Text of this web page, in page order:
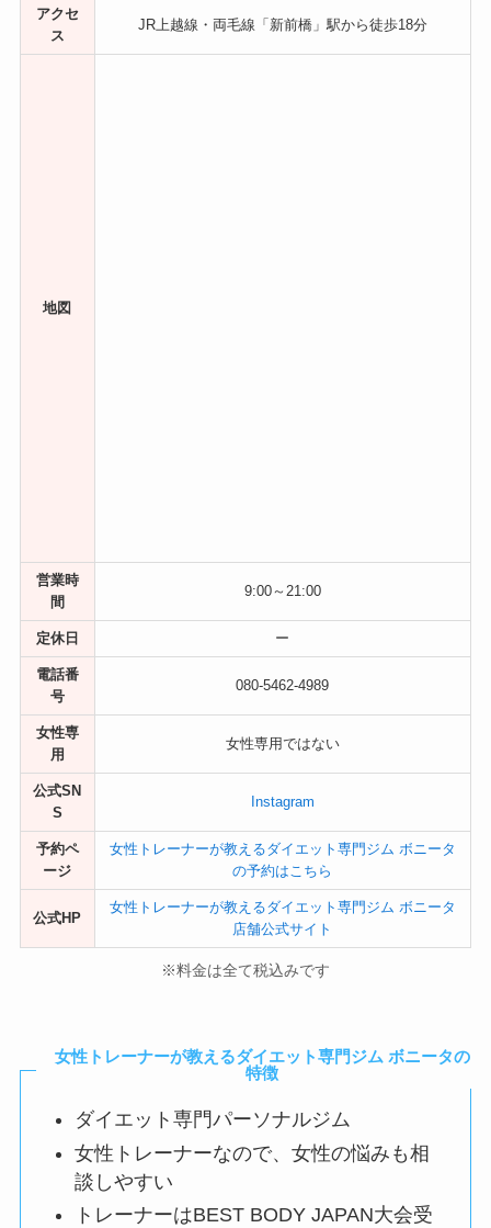
アクセ
ス
JR上越線・両毛線「新前橋」駅から徒歩18分
地図
営業時
間
9:00～21:00
定休日 ー
電話番
号
080-5462-4989
女性専
用
女性専用ではない
公式SN
S
Instagram
予約ペ
ージ
女性トレーナーが教えるダイエット専門ジム ボニータ
の予約はこちら
公式HP
女性トレーナーが教えるダイエット専門ジム ボニータ
店舗公式サイト
※料金は全て税込みです
女性トレーナーが教えるダイエット専門ジム ボニータの
特徴
ダイエット専門パーソナルジム
女性トレーナーなので、女性の悩みも相
談しやすい
トレーナーはBEST BODY JAPAN大会受